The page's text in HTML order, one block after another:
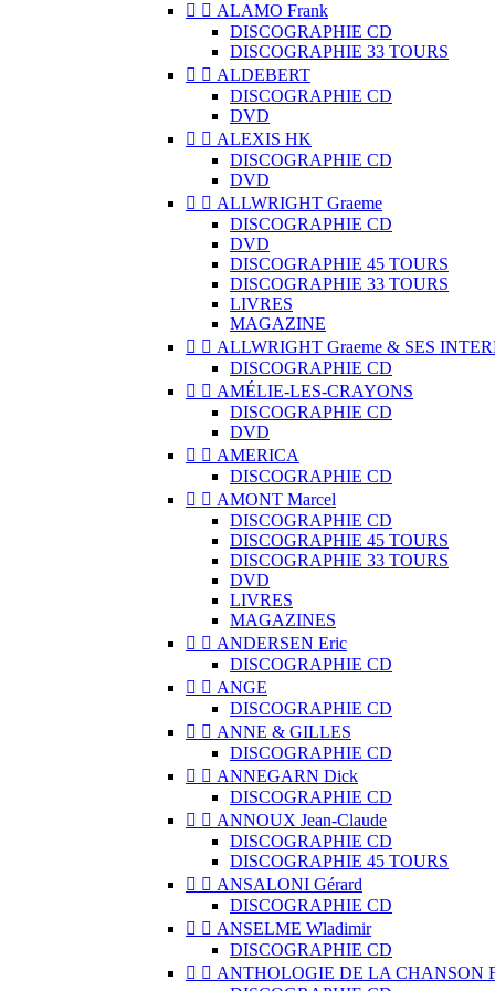
  ALAMO Frank
DISCOGRAPHIE CD
DISCOGRAPHIE 33 TOURS
  ALDEBERT
DISCOGRAPHIE CD
DVD
  ALEXIS HK
DISCOGRAPHIE CD
DVD
  ALLWRIGHT Graeme
DISCOGRAPHIE CD
DVD
DISCOGRAPHIE 45 TOURS
DISCOGRAPHIE 33 TOURS
LIVRES
MAGAZINE
  ALLWRIGHT Graeme & SES
DISCOGRAPHIE CD
  AMÉLIE-LES-CRAYONS
DISCOGRAPHIE CD
DVD
  AMERICA
DISCOGRAPHIE CD
  AMONT Marcel
DISCOGRAPHIE CD
DISCOGRAPHIE 45 TOURS
DISCOGRAPHIE 33 TOURS
DVD
LIVRES
MAGAZINES
  ANDERSEN Eric
DISCOGRAPHIE CD
  ANGE
DISCOGRAPHIE CD
  ANNE & GILLES
DISCOGRAPHIE CD
  ANNEGARN Dick
DISCOGRAPHIE CD
  ANNOUX Jean-Claude
DISCOGRAPHIE CD
DISCOGRAPHIE 45 TOURS
  ANSALONI Gérard
DISCOGRAPHIE CD
  ANSELME Wladimir
DISCOGRAPHIE CD
  ANTHOLOGIE DE LA CHANSON